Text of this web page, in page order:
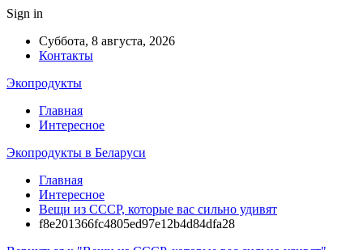
Sign in
Суббота, 8 августа, 2026
Контакты
Экопродукты
Главная
Интересное
Экопродукты в Беларуси
Главная
Интересное
Вещи из СССР, которые вас сильно удивят
f8e201366fc4805ed97e12b4d84dfa28